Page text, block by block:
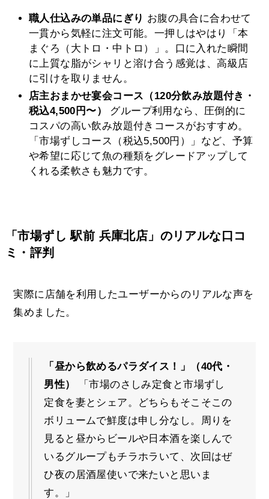
職人仕込みの単品にぎり お腹の具合に合わせて
一貫から気軽に注文可能。一押しはやはり「本
まぐろ（大トロ・中トロ）」。口に入れた瞬間
に上質な脂がシャリと溶け合う感覚は、高級店
に引けを取りません。
店主おまかせ宴会コース（120分飲み放題付き・
税込4,500円〜）
グループ利用なら、圧倒的に
コスパの高い飲み放題付きコースがおすすめ。
「市場ずしコース（税込5,500円）」など、予算
や希望に応じて魚の種類をグレードアップして
くれる柔軟さも魅力です。
「市場ずし 駅前 兵庫北店」のリアルな口コ
ミ・評判
実際に店舗を利用したユーザーからのリアルな声を
集めました。
「昼から飲めるパラダイス！」（40代・
男性）
「市場のさしみ定食と市場ずし
定食を妻とシェア。どちらもそこそこの
ボリュームで鮮度は申し分なし。周りを
見ると昼からビールや日本酒を楽しんで
いるグループもチラホラいて、次回はぜ
ひ夜の居酒屋使いで来たいと思いま
す。」